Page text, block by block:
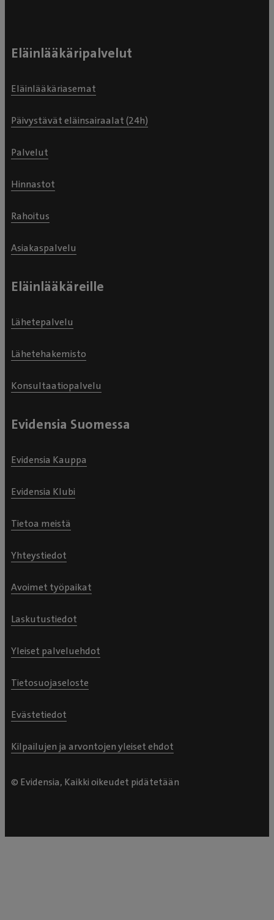
Eläinlääkäripalvelut
Eläinlääkäriasemat
Päivystävät eläinsairaalat (24h)
Palvelut
Hinnastot
Rahoitus
Asiakaspalvelu
Eläinlääkäreille
Lähetepalvelu
Lähetehakemisto
Konsultaatiopalvelu
Evidensia Suomessa
Evidensia Kauppa
Evidensia Klubi
Tietoa meistä
Yhteystiedot
Avoimet työpaikat
Laskutustiedot
Yleiset palveluehdot
Tietosuojaseloste
Evästetiedot
Kilpailujen ja arvontojen yleiset ehdot
© Evidensia, Kaikki oikeudet pidätetään